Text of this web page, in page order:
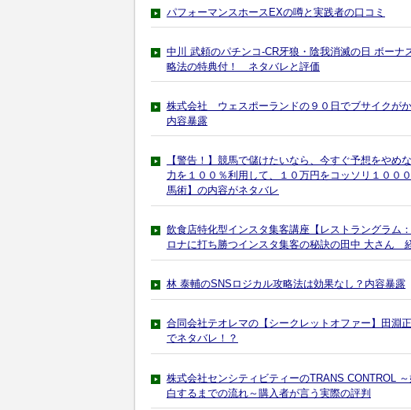
パフォーマンスホースEXの噂と実践者の口コミ
中川 武頼のパチンコ-CR牙狼・陰我消滅の日 ボー
略法の特典付！ ネタバレと評価
株式会社 ウェスポーランドの９０日でブサイクが
内容暴露
【警告！】競馬で儲けたいなら、今すぐ予想をや
力を１００％利用して、１０万円をコッソリ１０
馬術】の内容がネタバレ
飲食店特化型インスタ集客講座【レストラングラム
ロナに打ち勝つインスタ集客の秘訣の田中 大さん
林 泰輔のSNSロジカル攻略法は効果なし？内容暴露
合同会社テオレマの【シークレットオファー】田
でネタバレ！？
株式会社センシティビティーのTRANS CONTROL
白するまでの流れ～購入者が言う実際の評判